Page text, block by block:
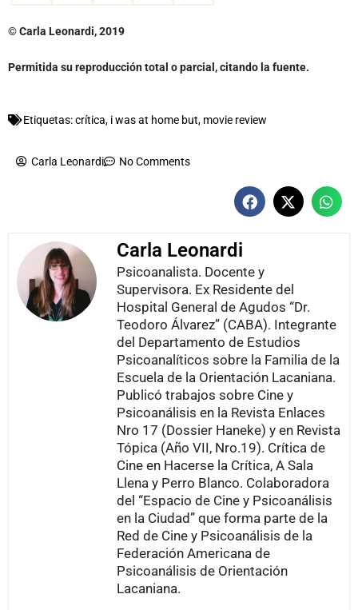
© Carla Leonardi, 2019
Permitida su reproducción total o parcial, citando la fuente.
Etiquetas:crítica, i was at home but, movie review
Carla Leonardi No Comments
Carla Leonardi
Psicoanalista. Docente y
Supervisora. Ex Residente del
Hospital General de Agudos “Dr.
Teodoro Álvarez” (CABA). Integrante
del Departamento de Estudios
Psicoanalíticos sobre la Familia de la
Escuela de la Orientación Lacaniana.
Publicó trabajos sobre Cine y
Psicoanálisis en la Revista Enlaces
Nro 17 (Dossier Haneke) y en Revista
Tópica (Año VII, Nro.19). Crítica de
Cine en Hacerse la Crítica, A Sala
Llena y Perro Blanco. Colaboradora
del “Espacio de Cine y Psicoanálisis
en la Ciudad” que forma parte de la
Red de Cine y Psicoanálisis de la
Federación Americana de
Psicoanálisis de Orientación
Lacaniana.